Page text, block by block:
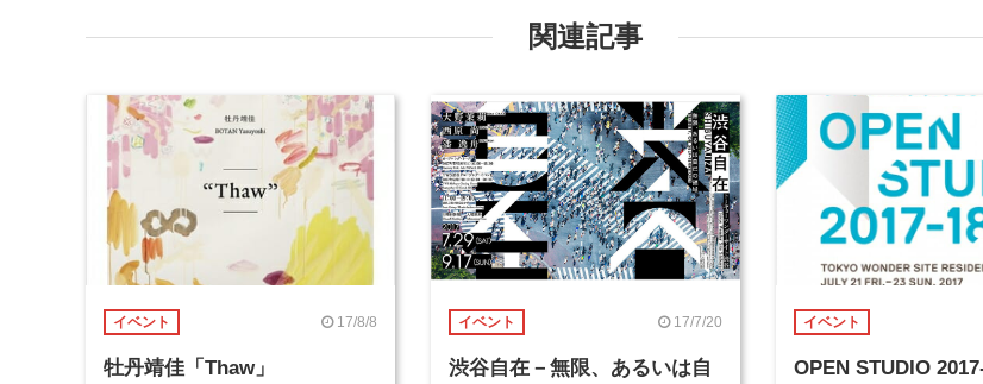
関連記事
イベント 17/8/8
牡丹靖佳「Thaw」
イベント 17/7/20
渋谷自在－無限、あるいは自
イベント
OPEN STUDIO